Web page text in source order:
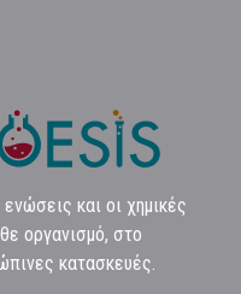
και οι χημικές
οργανισμό, στο
κατασκευές.